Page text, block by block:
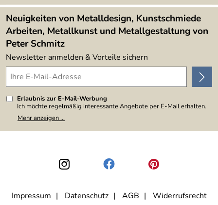
Lieferbedingungen
4,9/5
Neuigkeiten von Metalldesign, Kunstschmiede
Arbeiten, Metallkunst und Metallgestaltung von
Peter Schmitz
Newsletter anmelden & Vorteile sichern
Erlaubnis zur E-Mail-Werbung
Ich möchte regelmäßig interessante Angebote per E-Mail erhalten.
Meine E-Mail-Adresse wird nicht an andere Unternehmen
weitergegeben. Zu statistischen Zwecken wird in anonymer Form
den Link "Abmelden" am Ende des Newsletters anklicke. Die
Datenschutzerklärung
habe ich zur Kenntnis genommen.
Mehr anzeigen ...
Impressum Datenschutz AGB Widerrufsrecht